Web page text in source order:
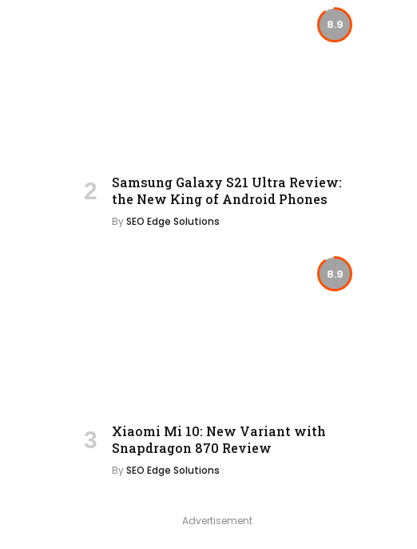
8.9
Samsung Galaxy S21 Ultra Review:
the New King of Android Phones
BySEO Edge Solutions
8.9
Xiaomi Mi 10: New Variant with
Snapdragon 870 Review
BySEO Edge Solutions
Advertisement